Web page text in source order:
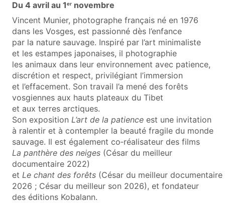
Du 4 avril au 1er novembre
Vincent Munier, photographe français né en 1976
dans les Vosges, est passionné dès l’enfance
par la nature sauvage. Inspiré par l’art minimaliste
et les estampes japonaises, il photographie
les animaux dans leur environnement avec patience,
discrétion et respect, privilégiant l’immersion
et l’effacement. Son travail l’a mené des forêts
vosgiennes aux hauts plateaux du Tibet
et aux terres arctiques.
Son exposition L’art de la patience est une invitation
à ralentir et à contempler la beauté fragile du monde
sauvage. Il est également co‑réalisateur des films
La panthère des neiges (César du meilleur
documentaire 2022)
et Le chant des forêts (César du meilleur documentaire
2026 ; César du meilleur son 2026), et fondateur
des éditions Kobalann.